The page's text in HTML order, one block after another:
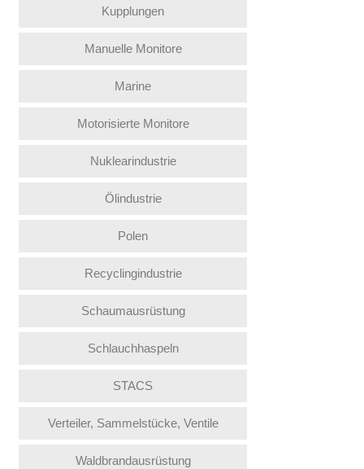
Kupplungen
Manuelle Monitore
Marine
Motorisierte Monitore
Nuklearindustrie
Ölindustrie
Polen
Recyclingindustrie
Schaumausrüstung
Schlauchhaspeln
STACS
Verteiler, Sammelstücke, Ventile
Waldbrandausrüstung